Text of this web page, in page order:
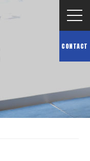
CONTACT